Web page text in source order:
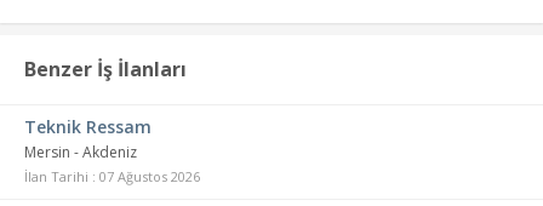
Benzer İş İlanları
Teknik Ressam
Mersin - Akdeniz
İlan Tarihi : 07 Ağustos 2026